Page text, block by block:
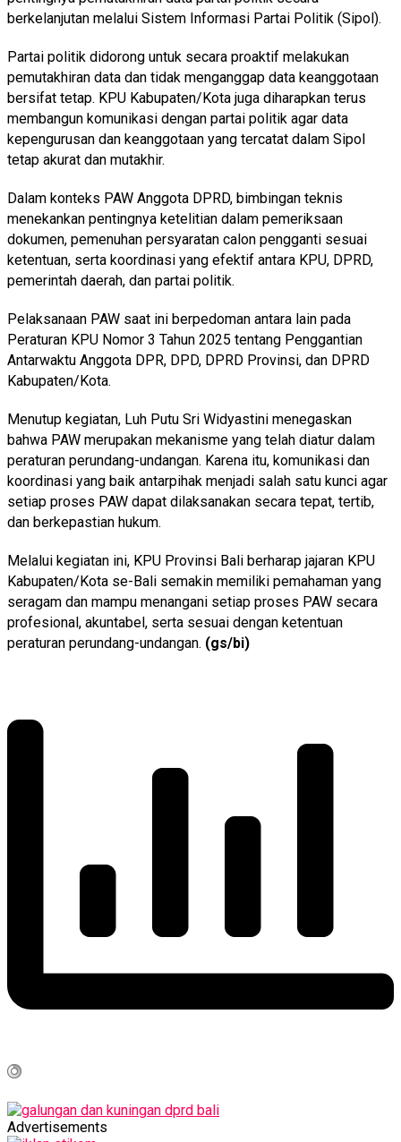
berkelanjutan melalui Sistem Informasi Partai Politik (Sipol).
Partai politik didorong untuk secara proaktif melakukan
pemutakhiran data dan tidak menganggap data keanggotaan
bersifat tetap. KPU Kabupaten/Kota juga diharapkan terus
membangun komunikasi dengan partai politik agar data
kepengurusan dan keanggotaan yang tercatat dalam Sipol
tetap akurat dan mutakhir.
Dalam konteks PAW Anggota DPRD, bimbingan teknis
menekankan pentingnya ketelitian dalam pemeriksaan
dokumen, pemenuhan persyaratan calon pengganti sesuai
ketentuan, serta koordinasi yang efektif antara KPU, DPRD,
pemerintah daerah, dan partai politik.
Pelaksanaan PAW saat ini berpedoman antara lain pada
Peraturan KPU Nomor 3 Tahun 2025 tentang Penggantian
Antarwaktu Anggota DPR, DPD, DPRD Provinsi, dan DPRD
Kabupaten/Kota.
Menutup kegiatan, Luh Putu Sri Widyastini menegaskan
bahwa PAW merupakan mekanisme yang telah diatur dalam
peraturan perundang-undangan. Karena itu, komunikasi dan
koordinasi yang baik antarpihak menjadi salah satu kunci agar
setiap proses PAW dapat dilaksanakan secara tepat, tertib,
dan berkepastian hukum.
Melalui kegiatan ini, KPU Provinsi Bali berharap jajaran KPU
Kabupaten/Kota se-Bali semakin memiliki pemahaman yang
seragam dan mampu menangani setiap proses PAW secara
profesional, akuntabel, serta sesuai dengan ketentuan
peraturan perundang-undangan. (gs/bi)
Advertisements